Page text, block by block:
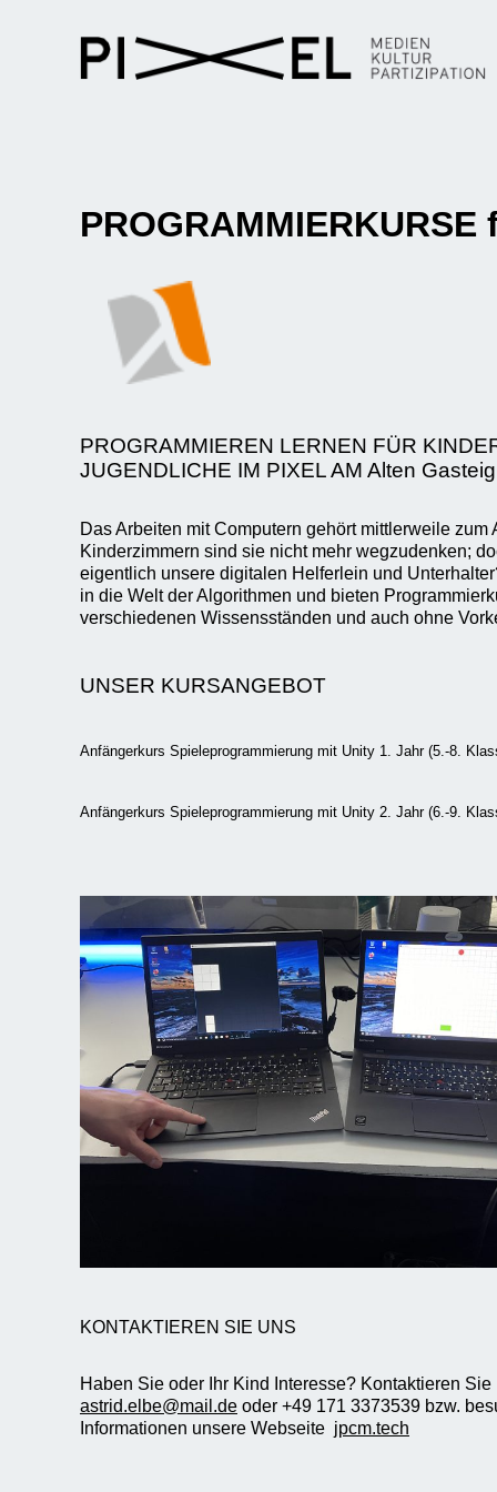
PROGRAMMIEREN LERNEN FÜR
JUGENDLICHE IM PIXEL AM Alten
Das Arbeiten mit Computern gehört mittlerweile
Kinderzimmern sind sie nicht mehr wegzudenken;
eigentlich unsere digitalen Helferlein und
in die Welt der Algorithmen und bieten
verschiedenen Wissensständen und auch ohne
UNSER KURSANGEBOT
Anfängerkurs Spieleprogrammierung mit Unity 1. Jahr (5.-8.
Anfängerkurs Spieleprogrammierung mit Unity 2. Jahr (6.-9.
KONTAKTIEREN SIE UNS
Haben Sie oder Ihr Kind Interesse? Kontaktieren Sie
astrid.elbe@mail.de oder +49 171 3373539 bzw.
Informationen unsere Webseite jpcm.tech